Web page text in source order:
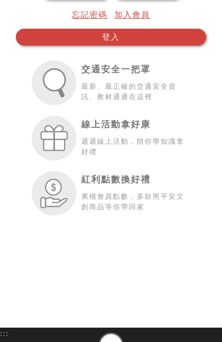
交通安全一把罩
最新、最正確的交通安全資
訊、教材通通在這裡
線上活動拿好康
週週線上活動，陪你學知識拿
好禮
紅利點數換好禮
累積會員點數，多款熊平安文
創商品等你帶回家
忘記密碼 加入會員
登入
:::